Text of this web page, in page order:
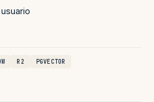
R2 PGVECTOR